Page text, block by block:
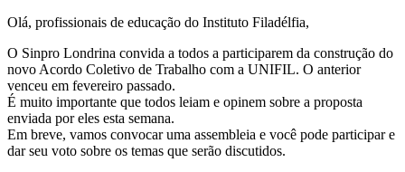
Olá, profissionais de educação do Instituto Filadélfia,
O Sinpro Londrina convida a todos a participarem da construção do
novo Acordo Coletivo de Trabalho com a UNIFIL. O anterior
venceu em fevereiro passado.
É muito importante que todos leiam e opinem sobre a proposta
enviada por eles esta semana.
Em breve, vamos convocar uma assembleia e você pode participar e
dar seu voto sobre os temas que serão discutidos.